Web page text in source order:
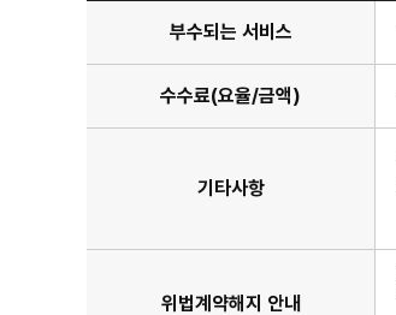
부수되는 서비스
수수료(요율/금액)
기타사항
위법계약해지 안내